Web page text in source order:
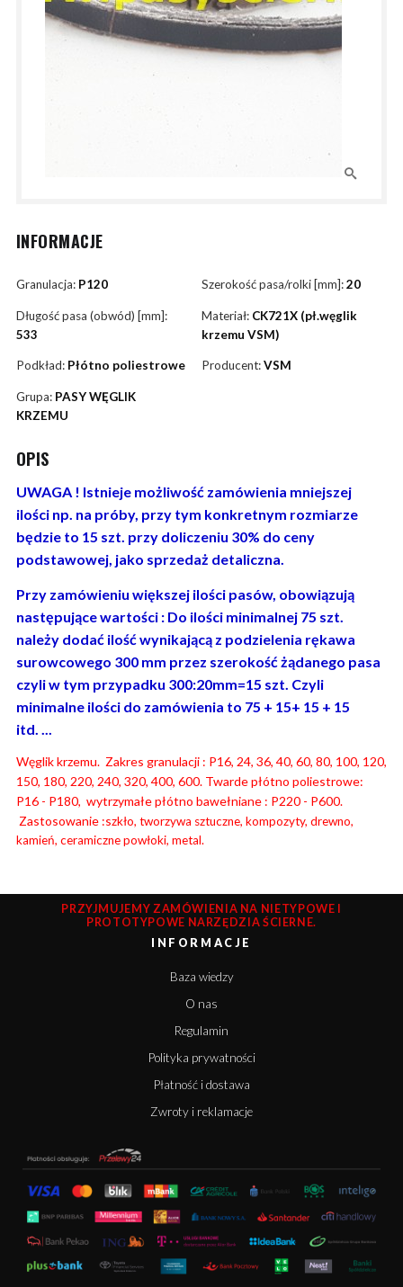
INFORMACJE
Granulacja: P120 Szerokość pasa/rolki [mm]:20
Długość pasa (obwód) [mm]:
533
Materiał: CK721X (pł.węglik
krzemu VSM)
Podkład: Płótno poliestrowe Producent:VSM
Grupa: PASY WĘGLIK
KRZEMU
OPIS
UWAGA ! Istnieje możliwość zamówienia mniejszej
ilości np. na próby, przy tym konkretnym rozmiarze
będzie to 15 szt. przy doliczeniu 30% do ceny
podstawowej, jako sprzedaż detaliczna.
Przy zamówieniu większej ilości pasów, obowiązują
następujące wartości : Do ilości minimalnej 75 szt.
należy dodać ilość wynikającą z podzielenia rękawa
surowcowego 300 mm przez szerokość żądanego pasa
czyli w tym przypadku 300:20mm=15 szt. Czyli
minimalne ilości do zamówienia to 75 + 15+ 15 + 15
itd. ...
Węglik krzemu. Zakres granulacji : P16, 24, 36, 40, 60, 80, 100, 120,
150, 180, 220, 240, 320, 400, 600. Twarde płótno poliestrowe:
P16 - P180, wytrzymałe płótno bawełniane : P220 - P600.
Zastosowanie :szkło, tworzywa sztuczne, kompozyty, drewno,
kamień, ceramiczne powłoki, metal.
PRZYJMUJEMY ZAMÓWIENIA NA NIETYPOWE I
PROTOTYPOWE NARZĘDZIA ŚCIERNE.
INFORMACJE
Baza wiedzy
O nas
Regulamin
Polityka prywatności
Płatność i dostawa
Zwroty i reklamacje